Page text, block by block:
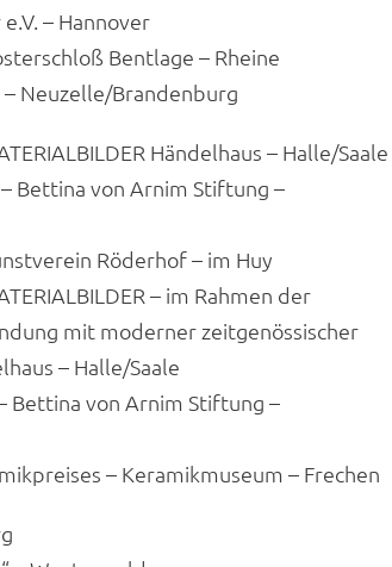
– Hannover
Bentlage – Rheine
Neuzelle/Brandenburg
Händelhaus – Halle/Saale
von Arnim Stiftung –
Röderhof – im Huy
– im Rahmen der
mit moderner zeitgenössischer
– Halle/Saale
von Arnim Stiftung –
– Keramikmuseum – Frechen